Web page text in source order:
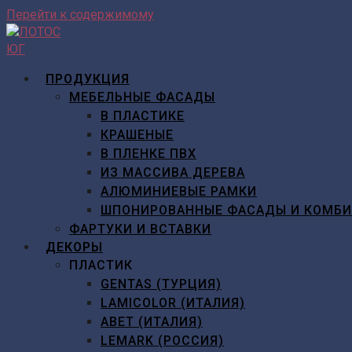
Перейти к содержимому
ПРОДУКЦИЯ
МЕБЕЛЬНЫЕ ФАСАДЫ
В ПЛАСТИКЕ
КРАШЕНЫЕ
В ПЛЕНКЕ ПВХ
ИЗ МАССИВА ДЕРЕВА
АЛЮМИНИЕВЫЕ РАМКИ
ШПОНИРОВАННЫЕ ФАСАДЫ И
ФАРТУКИ И ВСТАВКИ
ДЕКОРЫ
ПЛАСТИК
GENTAS (ТУРЦИЯ)
LAMICOLOR (ИТАЛИЯ)
ABET (ИТАЛИЯ)
LEMARK (РОССИЯ)